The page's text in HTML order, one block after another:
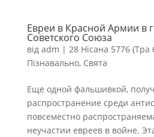
Евреи в Красной Армии в
Советского Союза
від adm | 28 Нісана 5776 (Тра
Пізнавально, Свята
Еще одной фальшивкой,
распространение среди
повсеместно
неучастии евреев в войне.